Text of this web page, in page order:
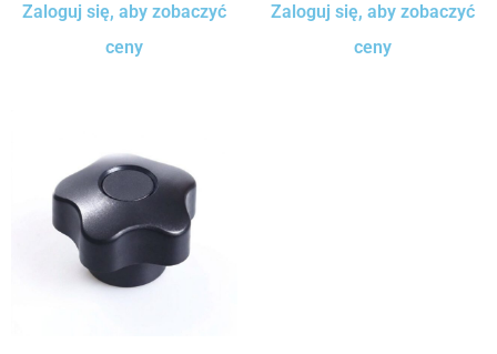
Zaloguj się, aby zobaczyć
ceny
Zaloguj się, aby zobaczyć
ceny